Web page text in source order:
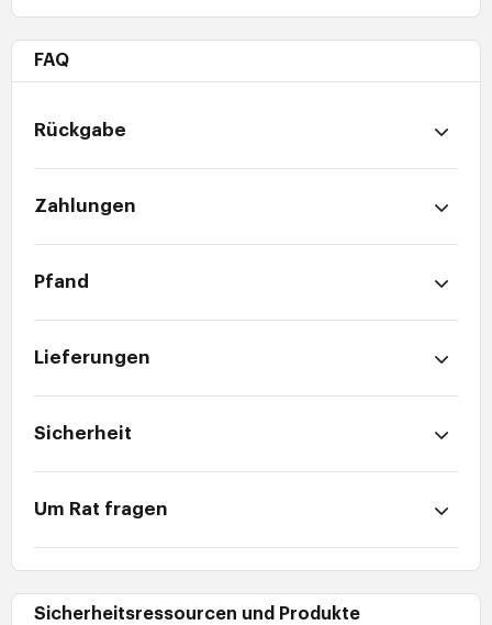
FAQ
Rückgabe
Zahlungen
Pfand
Lieferungen
Sicherheit
Um Rat fragen
Sicherheitsressourcen und Produkte